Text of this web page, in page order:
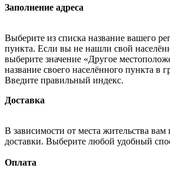
Заполнение адреса
Выберите из списка название вашего
пункта. Если вы не нашли свой
выберите значение «Другое
название своего населённого пункта в
Введите правильный индекс.
Доставка
В зависимости от места жительства
доставки. Выберите любой удобный
Оплата